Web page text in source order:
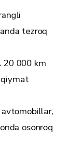
tezroq
20 000 km
osonroq